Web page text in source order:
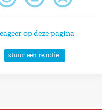
op deze pagina
stuur een reactie